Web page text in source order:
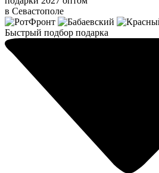
в Севастополе
Быстрый подбор подарка